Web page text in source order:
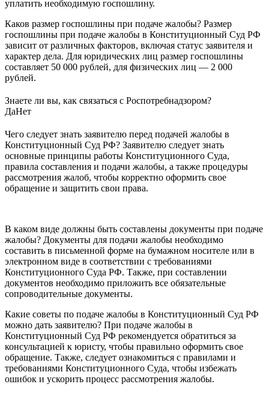
уплатить необходимую госпошлину.
Каков размер госпошлины при подаче жалобы? Размер
госпошлины при подаче жалобы в Конституционный Суд РФ
зависит от различных факторов, включая статус заявителя и
характер дела. Для юридических лиц размер госпошлины
составляет 50 000 рублей, для физических лиц — 2 000
рублей.
Знаете ли вы, как связаться с Роспотребнадзором?
ДаНет
Чего следует знать заявителю перед подачей жалобы в
Конституционный Суд РФ? Заявителю следует знать
основные принципы работы Конституционного Суда,
правила составления и подачи жалобы, а также процедуры
рассмотрения жалоб, чтобы корректно оформить свое
обращение и защитить свои права.
В каком виде должны быть составлены документы при подаче
жалобы? Документы для подачи жалобы необходимо
составить в письменной форме на бумажном носителе или в
электронном виде в соответствии с требованиями
Конституционного Суда РФ. Также, при составлении
документов необходимо приложить все обязательные
сопроводительные документы.
Какие советы по подаче жалобы в Конституционный Суд РФ
можно дать заявителю? При подаче жалобы в
Конституционный Суд РФ рекомендуется обратиться за
консультацией к юристу, чтобы правильно оформить свое
обращение. Также, следует ознакомиться с правилами и
требованиями Конституционного Суда, чтобы избежать
ошибок и ускорить процесс рассмотрения жалобы.